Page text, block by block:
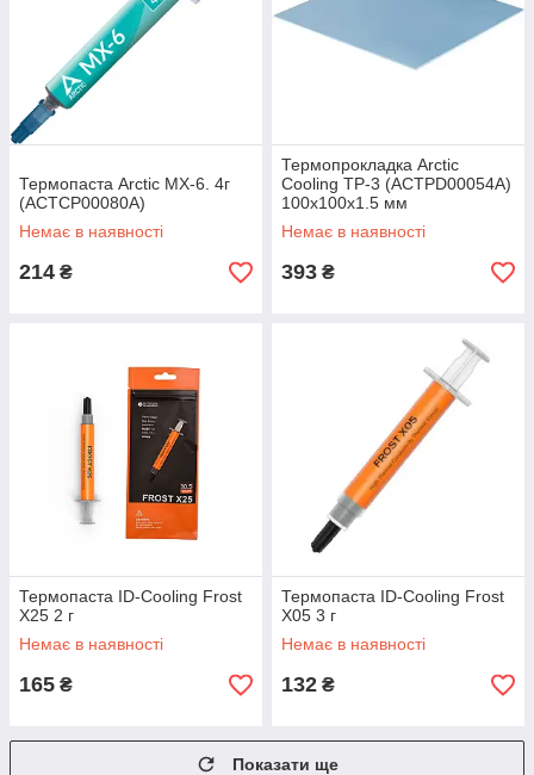
Термопаста Arctic MX-6. 4г
(ACTCP00080A)
Немає в наявності
214 ₴
Термопрокладка Arctic
Cooling TP-3 (ACTPD00054A)
100х100х1.5 мм
Немає в наявності
393 ₴
Термопаста ID-Cooling Frost
X25 2 г
Немає в наявності
165 ₴
Термопаста ID-Cooling Frost
X05 3 г
Немає в наявності
132 ₴
Показати ще